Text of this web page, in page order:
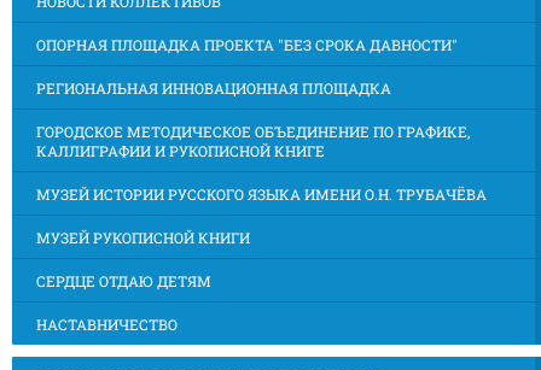
ОПОРНАЯ ПЛОЩАДКА ПРОЕКТА "БЕЗ СРОКА ДАВНОСТИ"
РЕГИОНАЛЬНАЯ ИННОВАЦИОННАЯ ПЛОЩАДКА
ГОРОДСКОЕ МЕТОДИЧЕСКОЕ ОБЪЕДИНЕНИЕ ПО ГРАФИКЕ,
КАЛЛИГРАФИИ И РУКОПИСНОЙ КНИГЕ
МУЗЕЙ ИСТОРИИ РУССКОГО ЯЗЫКА ИМЕНИ О.Н. ТРУБАЧЁВА
МУЗЕЙ РУКОПИСНОЙ КНИГИ
СЕРДЦЕ ОТДАЮ ДЕТЯМ
НАСТАВНИЧЕСТВО